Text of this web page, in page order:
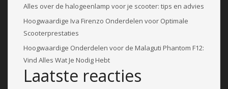
Alles over de halogeenlamp voor je scooter: tips en advies
Hoogwaardige Iva Firenzo Onderdelen voor Optimale
Scooterprestaties
Hoogwaardige Onderdelen voor de Malaguti Phantom F12:
Vind Alles Wat Je Nodig Hebt
Laatste reacties